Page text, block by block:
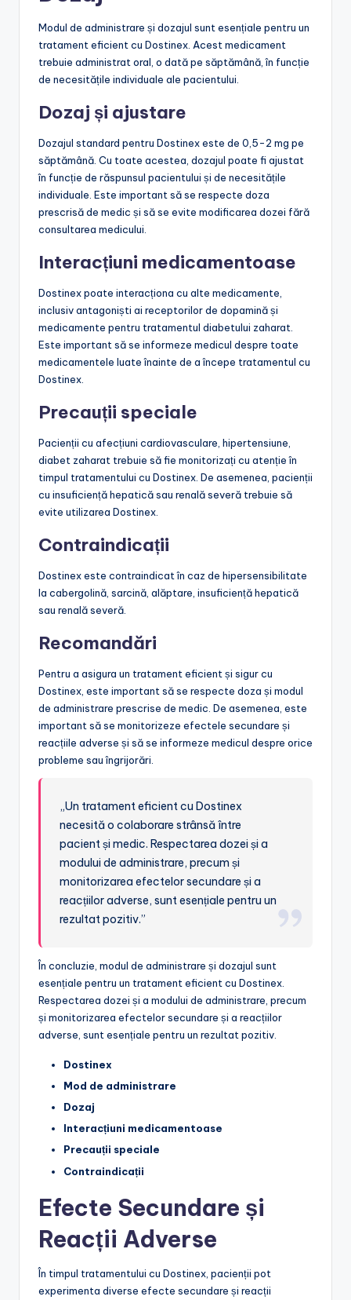
Modul de administrare și dozajul sunt esențiale pentru un
tratament eficient cu Dostinex. Acest medicament
trebuie administrat oral, o dată pe săptămână, în funcție
de necesitățile individuale ale pacientului.
Dozaj și ajustare
Dozajul standard pentru Dostinex este de 0,5-2 mg pe
săptămână. Cu toate acestea, dozajul poate fi ajustat
în funcție de răspunsul pacientului și de necesitățile
individuale. Este important să se respecte doza
prescrisă de medic și să se evite modificarea dozei fără
consultarea medicului.
Interacțiuni medicamentoase
Dostinex poate interacționa cu alte medicamente,
inclusiv antagoniști ai receptorilor de dopamină și
medicamente pentru tratamentul diabetului zaharat.
Este important să se informeze medicul despre toate
medicamentele luate înainte de a începe tratamentul cu
Dostinex.
Precauții speciale
Pacienții cu afecțiuni cardiovasculare, hipertensiune,
diabet zaharat trebuie să fie monitorizați cu atenție în
timpul tratamentului cu Dostinex. De asemenea, pacienții
cu insuficiență hepatică sau renală severă trebuie să
evite utilizarea Dostinex.
Contraindicații
Dostinex este contraindicat în caz de hipersensibilitate
la cabergolină, sarcină, alăptare, insuficiență hepatică
sau renală severă.
Recomandări
Pentru a asigura un tratament eficient și sigur cu
Dostinex, este important să se respecte doza și modul
de administrare prescrise de medic. De asemenea, este
important să se monitorizeze efectele secundare și
reacțiile adverse și să se informeze medicul despre orice
probleme sau îngrijorări.
„Un tratament eficient cu Dostinex
necesită o colaborare strânsă între
pacient și medic. Respectarea dozei și a
modului de administrare, precum și
monitorizarea efectelor secundare și a
reacțiilor adverse, sunt esențiale pentru un
rezultat pozitiv.”
În concluzie, modul de administrare și dozajul sunt
esențiale pentru un tratament eficient cu Dostinex.
Respectarea dozei și a modului de administrare, precum
și monitorizarea efectelor secundare și a reacțiilor
adverse, sunt esențiale pentru un rezultat pozitiv.
Dostinex
Mod de administrare
Dozaj
Interacțiuni medicamentoase
Precauții speciale
Contraindicații
Efecte Secundare și
Reacții Adverse
În timpul tratamentului cu Dostinex, pacienții pot
experimenta diverse efecte secundare și reacții